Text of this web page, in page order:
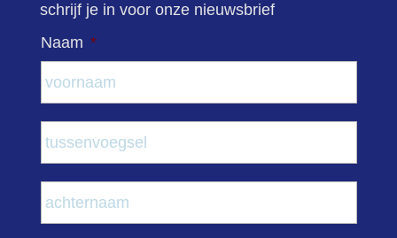
schrijf je in voor onze nieuwsbrief
Naam *